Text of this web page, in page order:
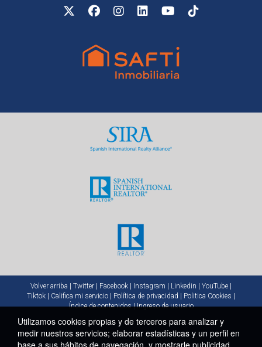
Utilizamos cookies propias y de terceros para analizar y
medir nuestros servicios; elaborar estadísticas y un perfil en
base a sus hábitos de navegación, y mostrarle publicidad
Volver arriba Twitter Facebook Instagram Linkedin YouTube
Tiktok
Califica mi servicio Política de privacidad Politica Cookies
Índice de contenidos|Ingreso de usuario